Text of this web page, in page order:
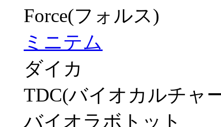
Force(フォルス)
ミニテム
ダイカ
TDC(バイオカルチャ
バイオラボトット